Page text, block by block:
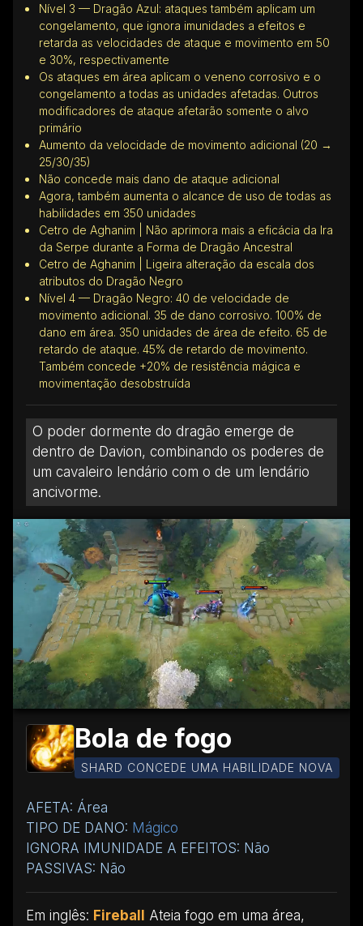
Nível 3 — Dragão Azul: ataques também aplicam um
congelamento, que ignora imunidades a efeitos e
retarda as velocidades de ataque e movimento em 50
e 30%, respectivamente
Os ataques em área aplicam o veneno corrosivo e o
congelamento a todas as unidades afetadas. Outros
modificadores de ataque afetarão somente o alvo
primário
Aumento da velocidade de movimento adicional (20 →
25/30/35)
Não concede mais dano de ataque adicional
Agora, também aumenta o alcance de uso de todas as
habilidades em 350 unidades
Cetro de Aghanim | Não aprimora mais a eficácia da Ira
da Serpe durante a Forma de Dragão Ancestral
Cetro de Aghanim | Ligeira alteração da escala dos
atributos do Dragão Negro
Nível 4 — Dragão Negro: 40 de velocidade de
movimento adicional. 35 de dano corrosivo. 100% de
dano em área. 350 unidades de área de efeito. 65 de
retardo de ataque. 45% de retardo de movimento.
Também concede +20% de resistência mágica e
movimentação desobstruída
O poder dormente do dragão emerge de
dentro de Davion, combinando os poderes de
um cavaleiro lendário com o de um lendário
ancivorme.
Bola de fogo
SHARD CONCEDE UMA HABILIDADE NOVA
AFETA: Área
TIPO DE DANO: Mágico
IGNORA IMUNIDADE A EFEITOS: Não
PASSIVAS: Não
Em inglês: Fireball Ateia fogo em uma área,